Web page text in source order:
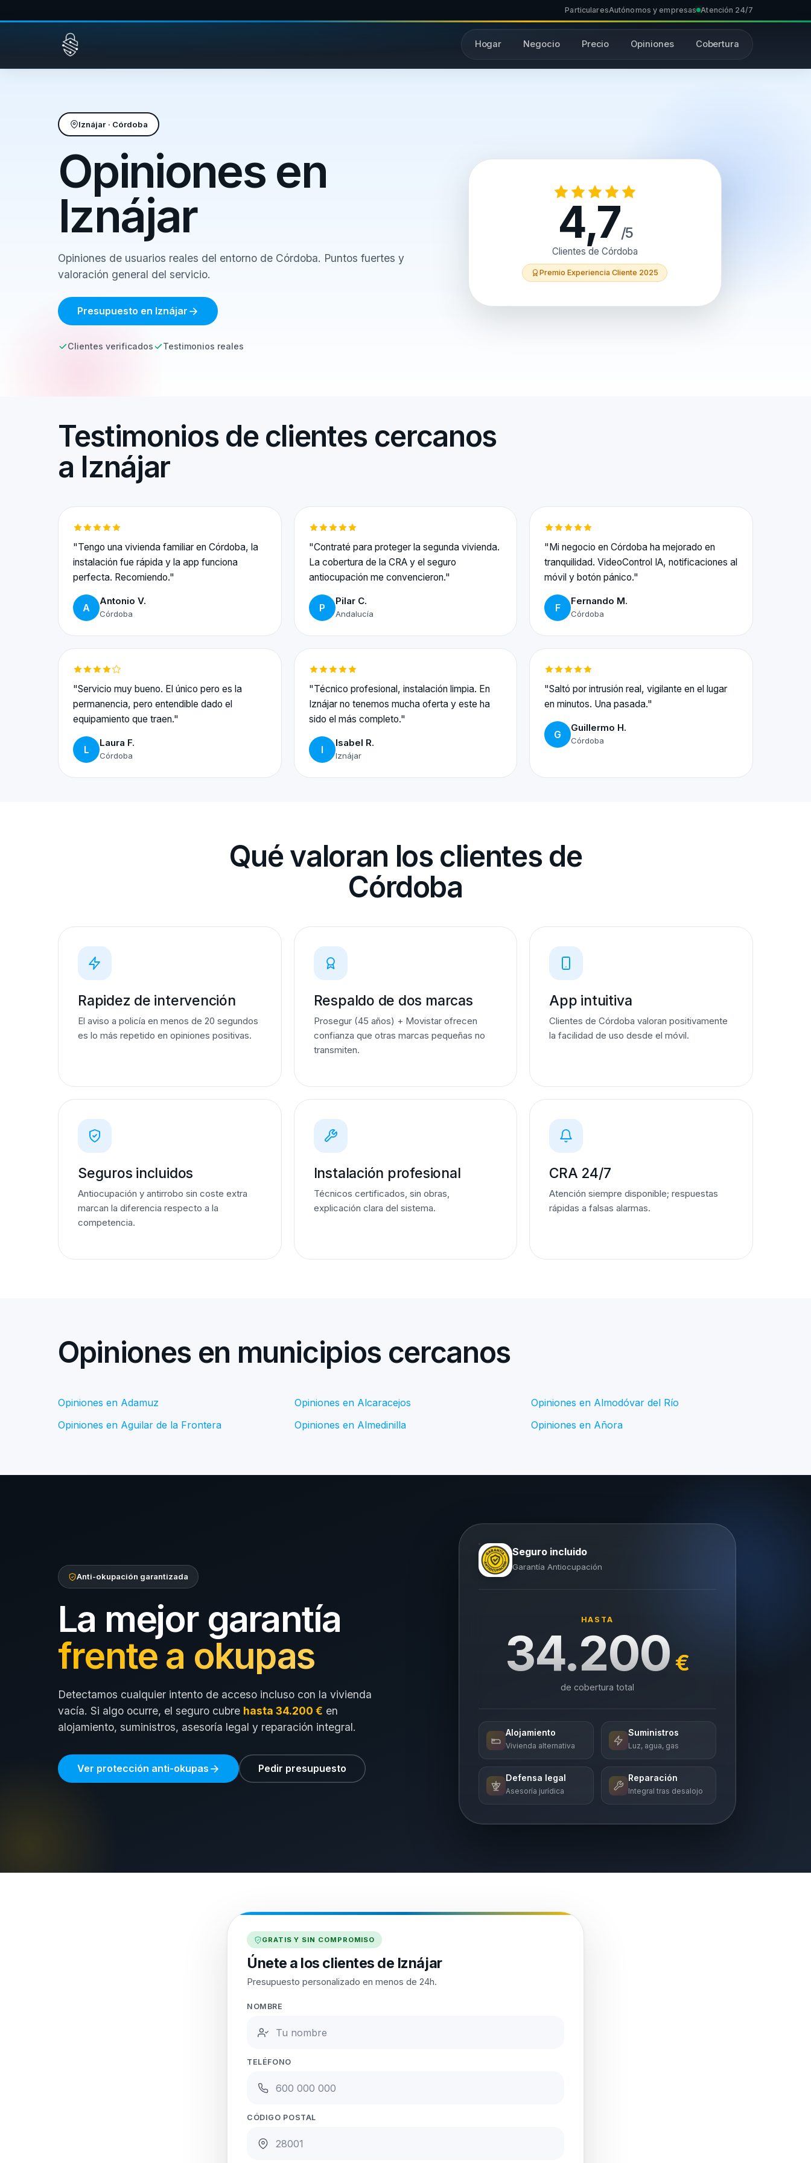
ParticularesAutónomos y empresas Atención 24/7
Hogar Negocio Precio Opiniones Cobertura
Iznájar · Córdoba
Opiniones en
Iznájar
Opiniones de usuarios reales del entorno de Córdoba. Puntos fuertes y
valoración general del servicio.
Presupuesto en Iznájar
Clientes verificados Testimonios reales
4,7/5
Clientes de Córdoba
Premio Experiencia Cliente 2025
Testimonios de clientes cercanos
a Iznájar
"Tengo una vivienda familiar en Córdoba, la
instalación fue rápida y la app funciona
perfecta. Recomiendo."
A
Antonio V.
Córdoba
"Contraté para proteger la segunda vivienda.
La cobertura de la CRA y el seguro
antiocupación me convencieron."
P
Pilar C.
Andalucía
"Mi negocio en Córdoba ha mejorado en
tranquilidad. VideoControl IA, notificaciones al
móvil y botón pánico."
F
Fernando M.
Córdoba
"Servicio muy bueno. El único pero es la
permanencia, pero entendible dado el
equipamiento que traen."
L
Laura F.
Córdoba
"Técnico profesional, instalación limpia. En
Iznájar no tenemos mucha oferta y este ha
sido el más completo."
I
Isabel R.
Iznájar
"Saltó por intrusión real, vigilante en el lugar
en minutos. Una pasada."
G
Guillermo H.
Córdoba
Qué valoran los clientes de
Córdoba
Rapidez de intervención
El aviso a policía en menos de 20 segundos
es lo más repetido en opiniones positivas.
Respaldo de dos marcas
Prosegur (45 años) + Movistar ofrecen
confianza que otras marcas pequeñas no
transmiten.
App intuitiva
Clientes de Córdoba valoran positivamente
la facilidad de uso desde el móvil.
Seguros incluidos
Antiocupación y antirrobo sin coste extra
marcan la diferencia respecto a la
competencia.
Instalación profesional
Técnicos certificados, sin obras,
explicación clara del sistema.
CRA 24/7
Atención siempre disponible; respuestas
rápidas a falsas alarmas.
Opiniones en municipios cercanos
Opiniones en Adamuz
Opiniones en Aguilar de la Frontera
Opiniones en Alcaracejos
Opiniones en Almedinilla
Opiniones en Almodóvar del Río
Opiniones en Añora
Anti-okupación garantizada
La mejor garantía
frente a okupas
Detectamos cualquier intento de acceso incluso con la vivienda
vacía. Si algo ocurre, el seguro cubre hasta 34.200 € en
alojamiento, suministros, asesoría legal y reparación integral.
Ver protección anti-okupas Pedir presupuesto
Seguro incluido
Garantía Antiocupación
HASTA
34.200 €
de cobertura total
Alojamiento
Vivienda alternativa
Suministros
Luz, agua, gas
Defensa legal
Asesoría jurídica
Reparación
Integral tras desalojo
GRATIS Y SIN COMPROMISO
Únete a los clientes de Iznájar
Presupuesto personalizado en menos de 24h.
NOMBRE
TELÉFONO
CÓDIGO POSTAL